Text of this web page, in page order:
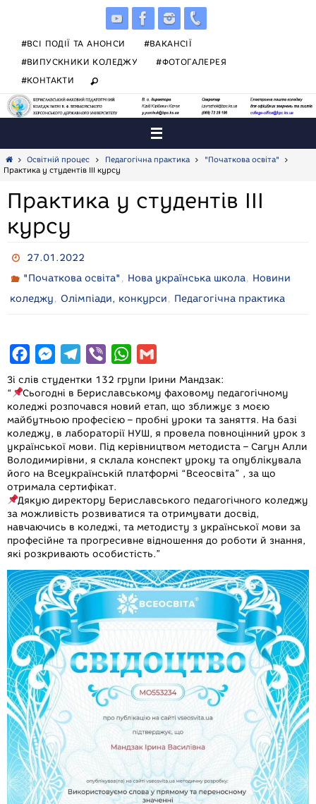
#ВСІ ПОДІЇ ТА АНОНСИ
#ВАКАНСІЇ
#ВИПУСКНИКИ КОЛЕДЖУ
#ФОТОГАЛЕРЕЯ
#КОНТАКТИ
HomeОсвітній процес Педагогічна практика
"Початкова освіта"
Практика у студентів ІІІ курсу
Практика у студентів ІІІ
курсу
27.01.2022
"Початкова освіта" , Нова українська школа, Новини
коледжу, Олімпіади, конкурси, Педагогічна практика
a
c
e
b
o
o
k
M
s
s
e
n
g
e
r
l
e
g
r
a
m
i
b
e
r
W
a
t
s
A
p
a
i
l
Зі слів студентки 132 групи Ірини Мандзак:
“
Сьогодні в Бериславському фаховому педагогічному
коледжі розпочався новий етап, що зближує з моєю
майбутньою професією – пробні уроки та заняття. На базі
коледжу, в лабораторії НУШ, я провела повноцінний урок з
української мови. Під керівництвом методиста – Сагун Алли
Володимирівни, я склала конспект уроку та опублікувала
його на Всеукраїнській платформі “Всеосвіта” , за що
отримала сертифікат.
Дякую директору Бериславського педагогічного коледжу
за можливість розвиватися та отримувати досвід,
навчаючись в коледжі, та методисту з української мови за
професійне та прогресивне відношення до роботи й знання,
які розкривають особистість.”